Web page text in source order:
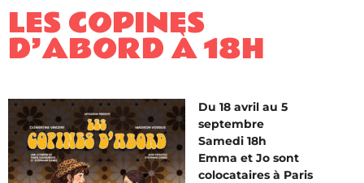
LES COPINES
D’ABORD À 18H
Du 18 avril au 5
septembre
Samedi 18h
Emma et Jo sont
colocataires à Paris